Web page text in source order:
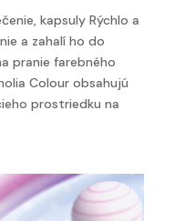
kapsuly Rýchlo a
a zahalí ho do
pranie farebného
Colour obsahujú
prostriedku na